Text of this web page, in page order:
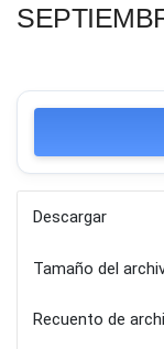
Descargar
Tamaño del
Recuento de